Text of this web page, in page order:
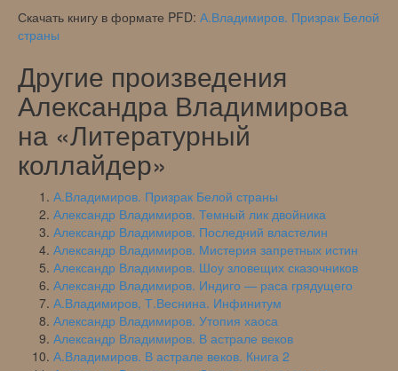
Скачать книгу в формате PFD: А.Владимиров. Призрак Белой
страны
Другие произведения
Александра Владимирова
на «Литературный
коллайдер»
А.Владимиров. Призрак Белой страны
Александр Владимиров. Темный лик двойника
Александр Владимиров. Последний властелин
Александр Владимиров. Мистерия запретных истин
Александр Владимиров. Шоу зловещих сказочников
Александр Владимиров. Индиго — раса грядущего
А.Владимиров, Т.Веснина. Инфинитум
Александр Владимиров. Утопия хаоса
Александр Владимиров. В астрале веков
А.Владимиров. В астрале веков. Книга 2